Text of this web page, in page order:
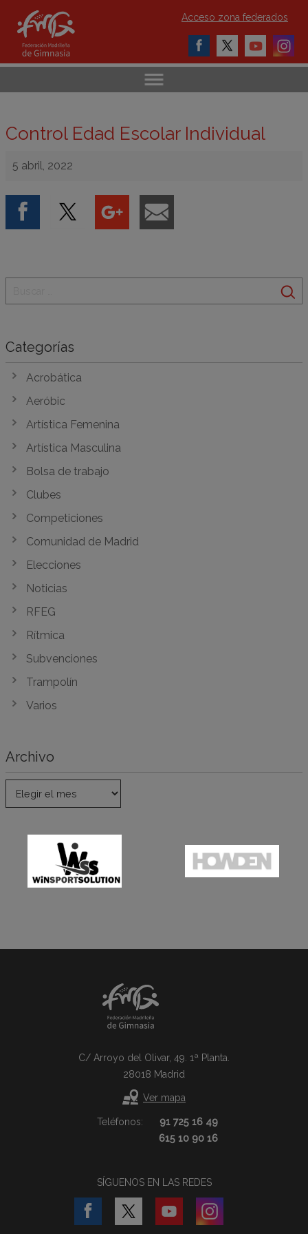
Acceso zona federados
Control Edad Escolar Individual
5 abril, 2022
Categorías
Acrobática
Aeróbic
Artística Femenina
Artística Masculina
Bolsa de trabajo
Clubes
Competiciones
Comunidad de Madrid
Elecciones
Noticias
RFEG
Rítmica
Subvenciones
Trampolín
Varios
Archivo
C/ Arroyo del Olivar, 49. 1ª Planta.
28018 Madrid
Ver mapa
Teléfonos:
91 725 16 49
615 10 90 16
SÍGUENOS EN LAS REDES